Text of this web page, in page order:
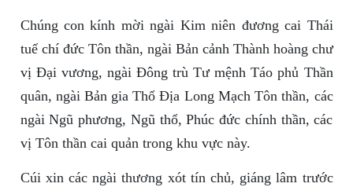
Chúng con kính mời ngài Kim niên đương cai Thái
tuế chí đức Tôn thần, ngài Bản cảnh Thành hoàng chư
vị Đại vương, ngài Đông trù Tư mệnh Táo phủ Thần
quân, ngài Bản gia Thổ Địa Long Mạch Tôn thần, các
ngài Ngũ phương, Ngũ thổ, Phúc đức chính thần, các
vị Tôn thần cai quản trong khu vực này.
Cúi xin các ngài thương xót tín chủ, giáng lâm trước